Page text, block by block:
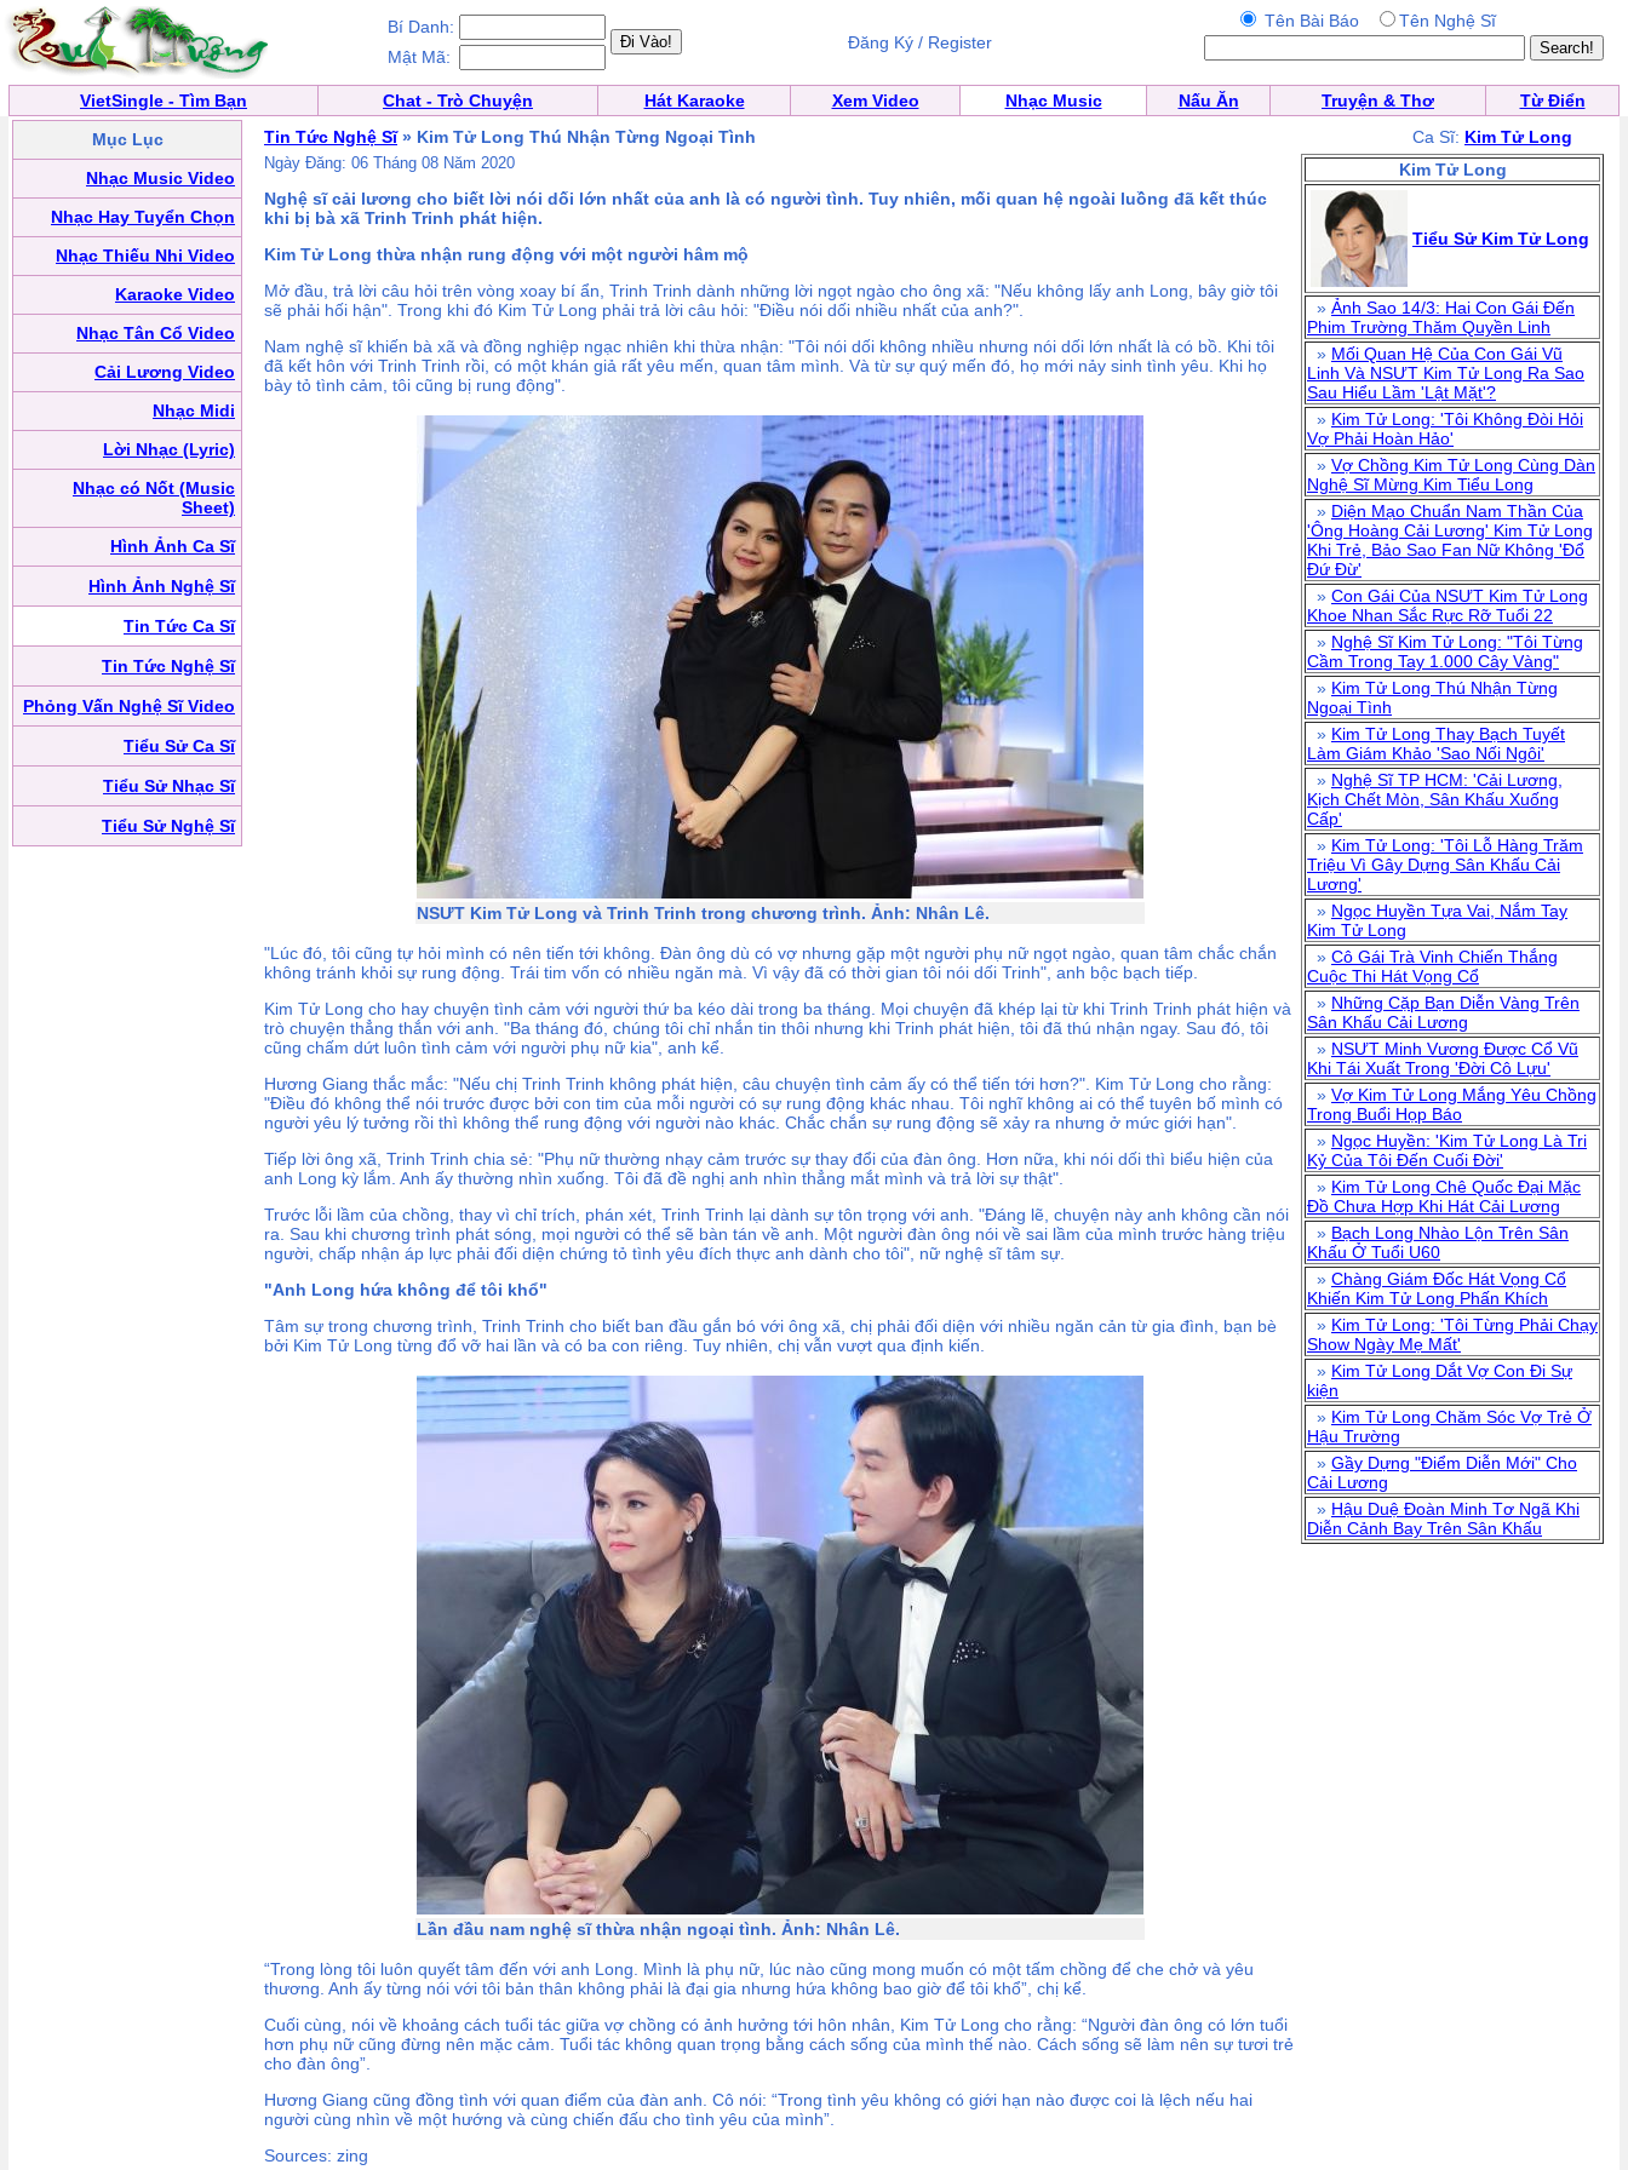
Bí Danh:
Mật Mã:
Đăng Ký / Register
Tên Bài Báo Tên Nghệ Sĩ
VietSingle - Tìm Bạn Chat - Trò Chuyện Hát Karaoke Xem Video Nhạc Music Nấu Ăn Truyện & Thơ
Từ Điển
Mục Lục
Nhạc Music Video
Nhạc Hay Tuyển Chọn
Nhạc Thiếu Nhi Video
Karaoke Video
Nhạc Tân Cổ Video
Cải Lương Video
Nhạc Midi
Lời Nhạc (Lyric)
Nhạc có Nốt (Music
Sheet)
Hình Ảnh Ca Sĩ
Hình Ảnh Nghệ Sĩ
Tin Tức Ca Sĩ
Tin Tức Nghệ Sĩ
Phỏng Vấn Nghệ Sĩ Video
Tiểu Sử Ca Sĩ
Tiểu Sử Nhạc Sĩ
Tiểu Sử Nghệ Sĩ
Tin Tức Nghệ Sĩ» Kim Tử Long Thú Nhận Từng Ngoại Tình Ca Sĩ: Kim Tử Long
Ngày Đăng: 06 Tháng 08 Năm 2020
Nghệ sĩ cải lương cho biết lời nói dối lớn nhất của anh là có người tình. Tuy nhiên, mối quan hệ ngoài luồng đã kết thúc
khi bị bà xã Trinh Trinh phát hiện.
Kim Tử Long thừa nhận rung động với một người hâm mộ
Mở đầu, trả lời câu hỏi trên vòng xoay bí ẩn, Trinh Trinh dành những lời ngọt ngào cho ông xã: "Nếu không lấy anh Long, bây giờ tôi
sẽ phải hối hận". Trong khi đó Kim Tử Long phải trả lời câu hỏi: "Điều nói dối nhiều nhất của anh?".
Nam nghệ sĩ khiến bà xã và đồng nghiệp ngạc nhiên khi thừa nhận: "Tôi nói dối không nhiều nhưng nói dối lớn nhất là có bồ. Khi tôi
đã kết hôn với Trinh Trinh rồi, có một khán giả rất yêu mến, quan tâm mình. Và từ sự quý mến đó, họ mới nảy sinh tình yêu. Khi họ
bày tỏ tình cảm, tôi cũng bị rung động".
NSƯT Kim Tử Long và Trinh Trinh trong chương trình. Ảnh: Nhân Lê.
"Lúc đó, tôi cũng tự hỏi mình có nên tiến tới không. Đàn ông dù có vợ nhưng gặp một người phụ nữ ngọt ngào, quan tâm chắc chắn
không tránh khỏi sự rung động. Trái tim vốn có nhiều ngăn mà. Vì vậy đã có thời gian tôi nói dối Trinh", anh bộc bạch tiếp.
Kim Tử Long cho hay chuyện tình cảm với người thứ ba kéo dài trong ba tháng. Mọi chuyện đã khép lại từ khi Trinh Trinh phát hiện và
trò chuyện thẳng thắn với anh. "Ba tháng đó, chúng tôi chỉ nhắn tin thôi nhưng khi Trinh phát hiện, tôi đã thú nhận ngay. Sau đó, tôi
cũng chấm dứt luôn tình cảm với người phụ nữ kia", anh kể.
Hương Giang thắc mắc: "Nếu chị Trinh Trinh không phát hiện, câu chuyện tình cảm ấy có thể tiến tới hơn?". Kim Tử Long cho rằng:
"Điều đó không thể nói trước được bởi con tim của mỗi người có sự rung động khác nhau. Tôi nghĩ không ai có thể tuyên bố mình có
người yêu lý tưởng rồi thì không thể rung động với người nào khác. Chắc chắn sự rung động sẽ xảy ra nhưng ở mức giới hạn".
Tiếp lời ông xã, Trinh Trinh chia sẻ: "Phụ nữ thường nhạy cảm trước sự thay đổi của đàn ông. Hơn nữa, khi nói dối thì biểu hiện của
anh Long kỳ lắm. Anh ấy thường nhìn xuống. Tôi đã đề nghị anh nhìn thẳng mắt mình và trả lời sự thật".
Trước lỗi lầm của chồng, thay vì chỉ trích, phán xét, Trinh Trinh lại dành sự tôn trọng với anh. "Đáng lẽ, chuyện này anh không cần nói
ra. Sau khi chương trình phát sóng, mọi người có thể sẽ bàn tán về anh. Một người đàn ông nói về sai lầm của mình trước hàng triệu
người, chấp nhận áp lực phải đối diện chứng tỏ tình yêu đích thực anh dành cho tôi", nữ nghệ sĩ tâm sự.
"Anh Long hứa không để tôi khổ"
Tâm sự trong chương trình, Trinh Trinh cho biết ban đầu gắn bó với ông xã, chị phải đối diện với nhiều ngăn cản từ gia đình, bạn bè
bởi Kim Tử Long từng đổ vỡ hai lần và có ba con riêng. Tuy nhiên, chị vẫn vượt qua định kiến.
Lần đầu nam nghệ sĩ thừa nhận ngoại tình. Ảnh: Nhân Lê.
“Trong lòng tôi luôn quyết tâm đến với anh Long. Mình là phụ nữ, lúc nào cũng mong muốn có một tấm chồng để che chở và yêu
thương. Anh ấy từng nói với tôi bản thân không phải là đại gia nhưng hứa không bao giờ để tôi khổ”, chị kể.
Cuối cùng, nói về khoảng cách tuổi tác giữa vợ chồng có ảnh hưởng tới hôn nhân, Kim Tử Long cho rằng: “Người đàn ông có lớn tuổi
hơn phụ nữ cũng đừng nên mặc cảm. Tuổi tác không quan trọng bằng cách sống của mình thế nào. Cách sống sẽ làm nên sự tươi trẻ
cho đàn ông”.
Hương Giang cũng đồng tình với quan điểm của đàn anh. Cô nói: “Trong tình yêu không có giới hạn nào được coi là lệch nếu hai
người cùng nhìn về một hướng và cùng chiến đấu cho tình yêu của mình”.
Sources: zing
Kim Tử Long
Tiểu Sử Kim Tử Long
» Ảnh Sao 14/3: Hai Con Gái Đến
Phim Trường Thăm Quyền Linh
» Mối Quan Hệ Của Con Gái Vũ
Linh Và NSƯT Kim Tử Long Ra Sao
Sau Hiểu Lầm 'Lật Mặt'?
» Kim Tử Long: 'Tôi Không Đòi Hỏi
Vợ Phải Hoàn Hảo'
» Vợ Chồng Kim Tử Long Cùng Dàn
Nghệ Sĩ Mừng Kim Tiểu Long
» Diện Mạo Chuẩn Nam Thần Của
'Ông Hoàng Cải Lương' Kim Tử Long
Khi Trẻ, Bảo Sao Fan Nữ Không 'Đổ
Đứ Đừ'
» Con Gái Của NSƯT Kim Tử Long
Khoe Nhan Sắc Rực Rỡ Tuổi 22
» Nghệ Sĩ Kim Tử Long: "Tôi Từng
Cầm Trong Tay 1.000 Cây Vàng"
» Kim Tử Long Thú Nhận Từng
Ngoại Tình
» Kim Tử Long Thay Bạch Tuyết
Làm Giám Khảo 'Sao Nối Ngôi'
» Nghệ Sĩ TP HCM: 'Cải Lương,
Kịch Chết Mòn, Sân Khấu Xuống
Cấp'
» Kim Tử Long: 'Tôi Lỗ Hàng Trăm
Triệu Vì Gây Dựng Sân Khấu Cải
Lương'
» Ngọc Huyền Tựa Vai, Nắm Tay
Kim Tử Long
» Cô Gái Trà Vinh Chiến Thắng
Cuộc Thi Hát Vọng Cổ
» Những Cặp Bạn Diễn Vàng Trên
Sân Khấu Cải Lương
» NSƯT Minh Vương Được Cổ Vũ
Khi Tái Xuất Trong 'Đời Cô Lựu'
» Vợ Kim Tử Long Mắng Yêu Chồng
Trong Buổi Họp Báo
» Ngọc Huyền: 'Kim Tử Long Là Tri
Kỷ Của Tôi Đến Cuối Đời'
» Kim Tử Long Chê Quốc Đại Mặc
Đồ Chưa Hợp Khi Hát Cải Lương
» Bạch Long Nhào Lộn Trên Sân
Khấu Ở Tuổi U60
» Chàng Giám Đốc Hát Vọng Cổ
Khiến Kim Tử Long Phấn Khích
» Kim Tử Long: 'Tôi Từng Phải Chạy
Show Ngày Mẹ Mất'
» Kim Tử Long Dắt Vợ Con Đi Sự
kiện
» Kim Tử Long Chăm Sóc Vợ Trẻ Ở
Hậu Trường
» Gầy Dựng "Điểm Diễn Mới" Cho
Cải Lương
» Hậu Duệ Đoàn Minh Tơ Ngã Khi
Diễn Cảnh Bay Trên Sân Khấu